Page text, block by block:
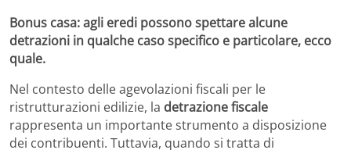
Bonus casa: agli eredi possono spettare alcune
detrazioni in qualche caso specifico e particolare, ecco
quale.
Nel contesto delle agevolazioni fiscali per le
ristrutturazioni edilizie, la detrazione fiscale
rappresenta un importante strumento a disposizione
dei contribuenti. Tuttavia, quando si tratta di